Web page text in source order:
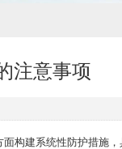
注意事项
构建系统性防护措施，